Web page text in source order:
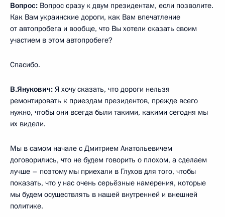
Вопрос: Вопрос сразу к двум президентам, если позволите.
Как Вам украинские дороги, как Вам впечатление
от автопробега и вообще, что Вы хотели сказать своим
участием в этом автопробеге?
Спасибо.
В.Янукович: Я хочу сказать, что дороги нельзя
ремонтировать к приездам президентов, прежде всего
нужно, чтобы они всегда были такими, какими сегодня мы
их видели.
Мы в самом начале с Дмитрием Анатольевичем
договорились, что не будем говорить о плохом, а сделаем
лучше – поэтому мы приехали в Глухов для того, чтобы
показать, что у нас очень серьёзные намерения, которые
мы будем осуществлять в нашей внутренней и внешней
политике.